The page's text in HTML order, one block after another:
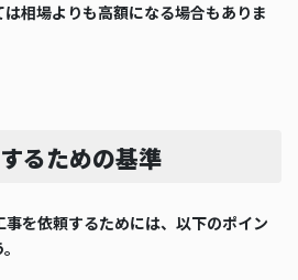
相場よりも高額になる場合もありま
るための基準
を依頼するためには、以下のポイン